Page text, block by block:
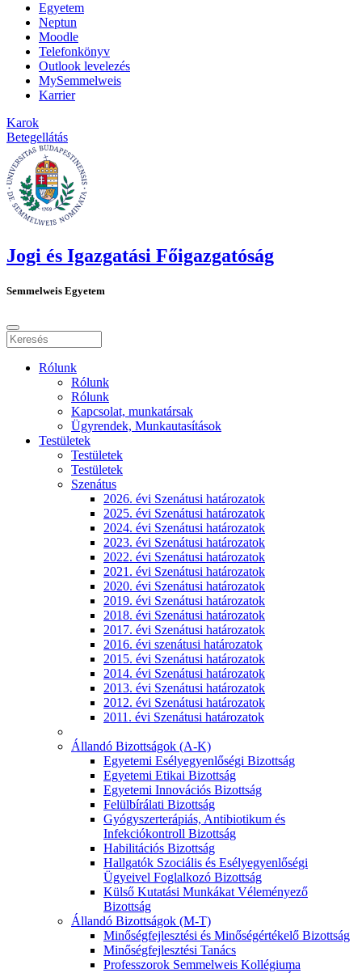
Egyetem
Neptun
Moodle
Telefonkönyv
Outlook levelezés
MySemmelweis
Karrier
Karok
Betegellátás
Jogi és Igazgatási Főigazgatóság
Semmelweis Egyetem
Rólunk
Rólunk
Rólunk
Kapcsolat, munkatársak
Ügyrendek, Munkautasítások
Testületek
Testületek
Testületek
Szenátus
2026. évi Szenátusi határozatok
2025. évi Szenátusi határozatok
2024. évi Szenátusi határozatok
2023. évi Szenátusi határozatok
2022. évi Szenátusi határozatok
2021. évi Szenátusi határozatok
2020. évi Szenátusi határozatok
2019. évi Szenátusi határozatok
2018. évi Szenátusi határozatok
2017. évi Szenátusi határozatok
2016. évi szenátusi határozatok
2015. évi Szenátusi határozatok
2014. évi Szenátusi határozatok
2013. évi Szenátusi határozatok
2012. évi Szenátusi határozatok
2011. évi Szenátusi határozatok
Állandó Bizottságok (A-K)
Egyetemi Esélyegyenlőségi Bizottság
Egyetemi Etikai Bizottság
Egyetemi Innovációs Bizottság
Felülbírálati Bizottság
Gyógyszerterápiás, Antibiotikum és
Infekciókontroll Bizottság
Habilitációs Bizottság
Hallgatók Szociális és Esélyegyenlőségi
Ügyeivel Foglalkozó Bizottság
Külső Kutatási Munkákat Véleményező
Bizottság
Állandó Bizottságok (M-T)
Minőségfejlesztési és Minőségértékelő Bizottság
Minőségfejlesztési Tanács
Professzorok Semmelweis Kollégiuma